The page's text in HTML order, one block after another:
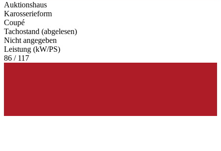
Auktionshaus
Karosserieform
Coupé
Tachostand (abgelesen)
Nicht angegeben
Leistung (kW/PS)
86 / 117